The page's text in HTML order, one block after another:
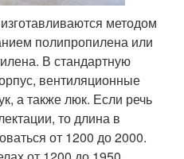
методом
полипропилена или
В стандартную
вентиляционные
а также люк. Если речь
то длина в
от 1200 до 2000.